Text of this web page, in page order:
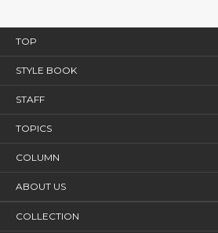
TOP
STYLE BOOK
STAFF
TOPICS
COLUMN
ABOUT US
COLLECTION